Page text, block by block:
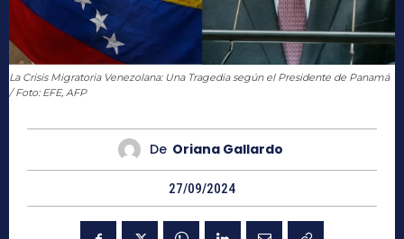
La Crisis Migratoria Venezolana: Una Tragedia según el Presidente de Panamá
/ Foto: EFE, AFP
De Oriana Gallardo
27/09/2024